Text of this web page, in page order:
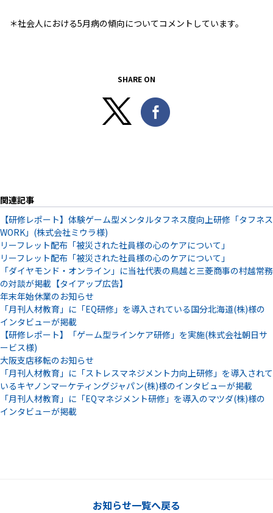
＊社会人における5月病の傾向についてコメントしています。
SHARE ON
関連記事
【研修レポート】体験ゲーム型メンタルタフネス度向上研修「タフネス
WORK」(株式会社ミウラ様)
リーフレット配布「被災された社員様の心のケアについて」
リーフレット配布「被災された社員様の心のケアについて」
「ダイヤモンド・オンライン」に当社代表の鳥越と三菱商事の村越常務
の対談が掲載【タイアップ広告】
年末年始休業のお知らせ
「月刊人材教育」に「EQ研修」を導入されている国分北海道(株)様の
インタビューが掲載
【研修レポート】「ゲーム型ラインケア研修」を実施(株式会社朝日サ
ービス様)
大阪支店移転のお知らせ
「月刊人材教育」に「ストレスマネジメント力向上研修」を導入されて
いるキヤノンマーケティングジャパン(株)様のインタビューが掲載
「月刊人材教育」に「EQマネジメント研修」を導入のマツダ(株)様の
インタビューが掲載
お知らせ一覧へ戻る